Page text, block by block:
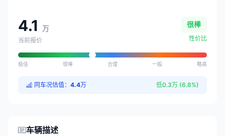
4.1 万
当前报价
很棒
性价比
极佳 很棒 合理 一般 略高
同车况估值： 4.4万 低0.3万 (6.8%)
车辆描述